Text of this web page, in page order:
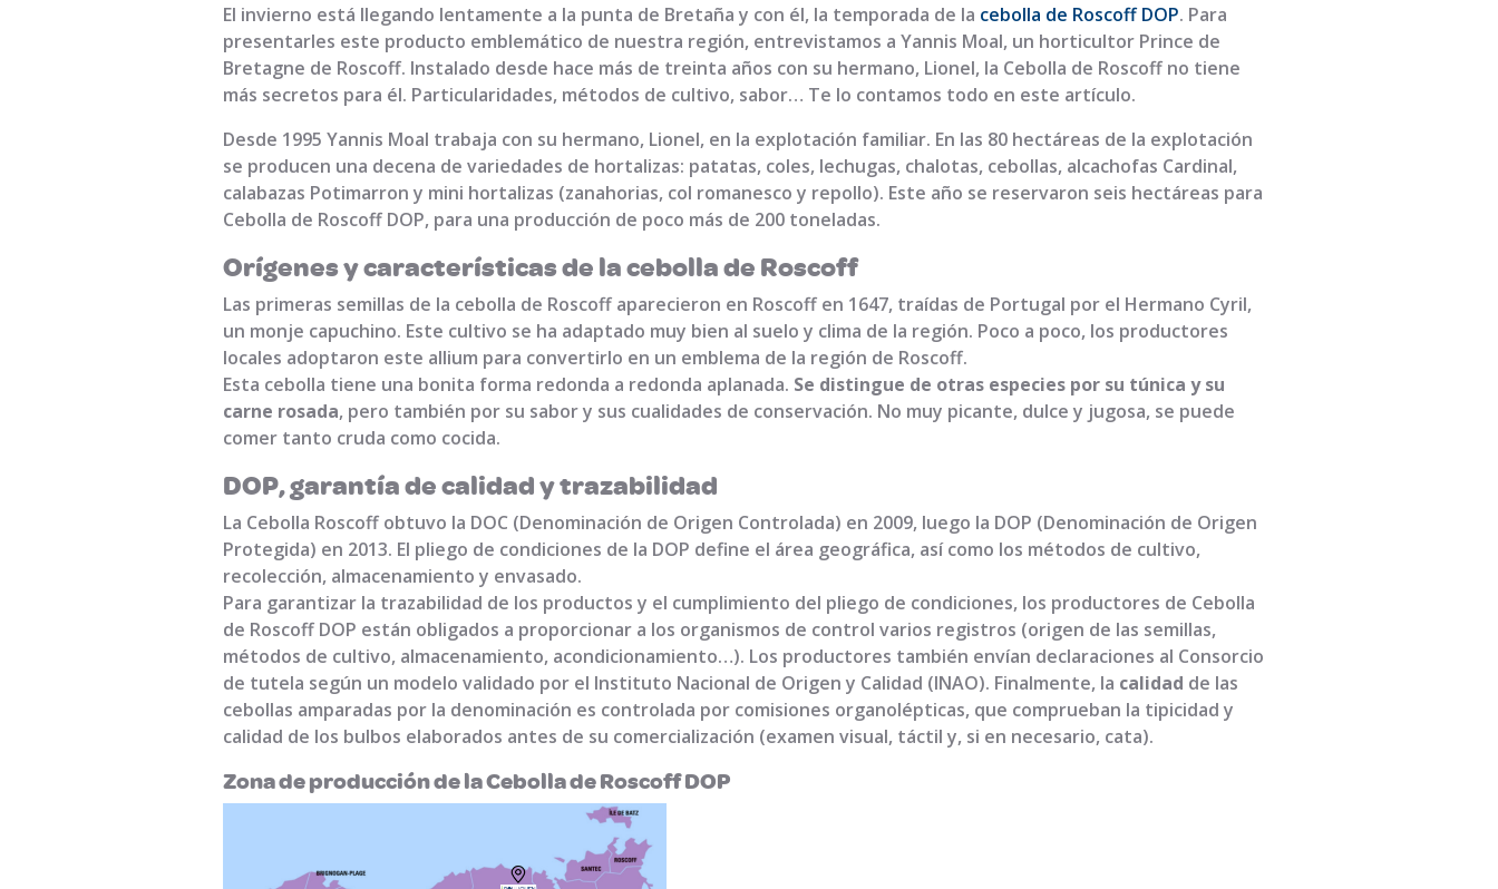
El invierno está llegando lentamente a la punta de Bretaña y con él, la temporada de la cebolla de Roscoff DOP. Para
presentarles este producto emblemático de nuestra región, entrevistamos a Yannis Moal, un horticultor Prince de
Bretagne de Roscoff. Instalado desde hace más de treinta años con su hermano, Lionel, la Cebolla de Roscoff no tiene
más secretos para él. Particularidades, métodos de cultivo, sabor… Te lo contamos todo en este artículo.
Desde 1995 Yannis Moal trabaja con su hermano, Lionel, en la explotación familiar. En las 80 hectáreas de la explotación
se producen una decena de variedades de hortalizas: patatas, coles, lechugas, chalotas, cebollas, alcachofas Cardinal,
calabazas Potimarron y mini hortalizas (zanahorias, col romanesco y repollo). Este año se reservaron seis hectáreas para
Cebolla de Roscoff DOP, para una producción de poco más de 200 toneladas.
Orígenes y características de la cebolla de Roscoff
Las primeras semillas de la cebolla de Roscoff aparecieron en Roscoff en 1647, traídas de Portugal por el Hermano Cyril,
un monje capuchino. Este cultivo se ha adaptado muy bien al suelo y clima de la región. Poco a poco, los productores
locales adoptaron este allium para convertirlo en un emblema de la región de Roscoff.
Esta cebolla tiene una bonita forma redonda a redonda aplanada. Se distingue de otras especies por su túnica y su
carne rosada, pero también por su sabor y sus cualidades de conservación. No muy picante, dulce y jugosa, se puede
comer tanto cruda como cocida.
DOP, garantía de calidad y trazabilidad
La Cebolla Roscoff obtuvo la DOC (Denominación de Origen Controlada) en 2009, luego la DOP (Denominación de Origen
Protegida) en 2013. El pliego de condiciones de la DOP define el área geográfica, así como los métodos de cultivo,
recolección, almacenamiento y envasado.
Para garantizar la trazabilidad de los productos y el cumplimiento del pliego de condiciones, los productores de Cebolla
de Roscoff DOP están obligados a proporcionar a los organismos de control varios registros (origen de las semillas,
métodos de cultivo, almacenamiento, acondicionamiento…). Los productores también envían declaraciones al Consorcio
de tutela según un modelo validado por el Instituto Nacional de Origen y Calidad (INAO). Finalmente, la calidad de las
cebollas amparadas por la denominación es controlada por comisiones organolépticas, que comprueban la tipicidad y
calidad de los bulbos elaborados antes de su comercialización (examen visual, táctil y, si en necesario, cata).
Zona de producción de la Cebolla de Roscoff DOP